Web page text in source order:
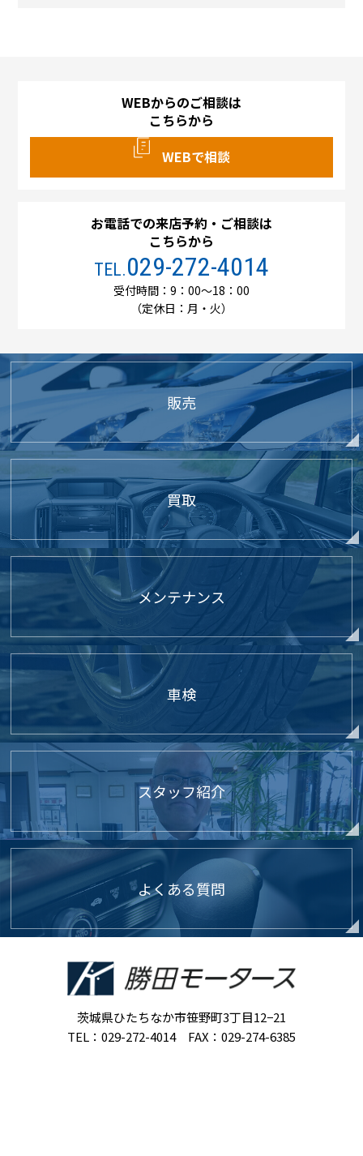
WEBからのご相談は
こちらから
WEBで相談
お電話での来店予約・ご相談は
こちらから
TEL.029-272-4014
受付時間：9：00～18：00
（定休日：月・火）
販売
買取
メンテナンス
車検
スタッフ紹介
よくある質問
茨城県ひたちなか市笹野町3丁目12−21
TEL：029-272-4014 FAX：029-274-6385